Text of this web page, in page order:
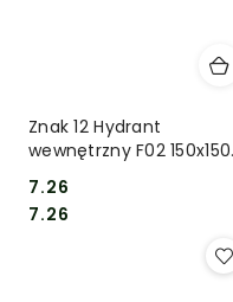
Znak 12 Hydrant
wewnętrzny F02 150x150
PF
Cena:
7.26
Cena:
7.26